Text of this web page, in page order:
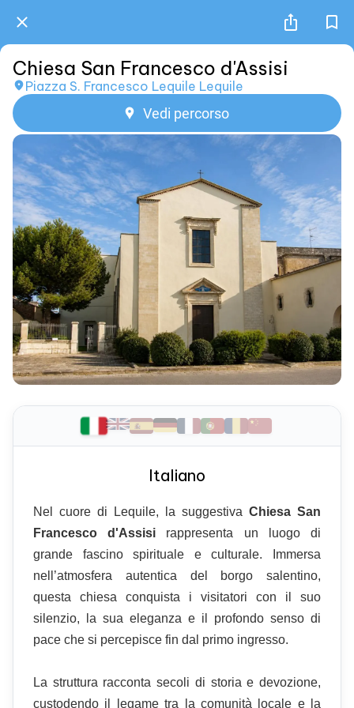
Chiesa San Francesco d'Assisi
Piazza S. Francesco Lequile Lequile
Vedi percorso
Italiano
Nel cuore di Lequile, la suggestiva Chiesa San
Francesco d'Assisi rappresenta un luogo di
grande fascino spirituale e culturale. Immersa
nell’atmosfera autentica del borgo salentino,
questa chiesa conquista i visitatori con il suo
silenzio, la sua eleganza e il profondo senso di
pace che si percepisce fin dal primo ingresso.
La struttura racconta secoli di storia e devozione,
custodendo il legame tra la comunità locale e la